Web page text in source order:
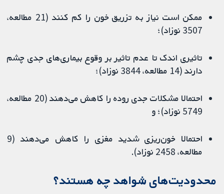
ممکن است نیاز به تزریق خون را کم کنند (21 مطالعه،
3507 نوزاد)؛
تاثیری اندک تا عدم تاثیر بر وقوع بیماری‌های جدی چشم
دارند (14 مطالعه، 3844 نوزاد)؛
احتمالا مشکلات جدی روده را کاهش می‌دهند (20 مطالعه،
5749 نوزاد)؛ و
احتمالا خون‌ریزی شدید مغزی را کاهش می‌دهند (9
مطالعه، 2458 نوزاد).
محدودیت‌های شواهد چه هستند؟